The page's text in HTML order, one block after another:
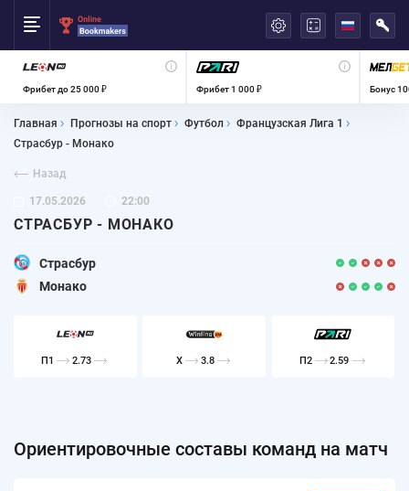
Фрибет до 25 000 ₽ Фрибет 1 000 ₽ Бонус
Главная Прогнозы на спорт Футбол
Французская Лига 1
Страсбур - Монако
Назад
17.05.2026 22:00
СТРАСБУР - МОНАКО
Страсбур
Монако
П1 2.73 X 3.8 П2 2.59
Ориентировочные составы команд на матч